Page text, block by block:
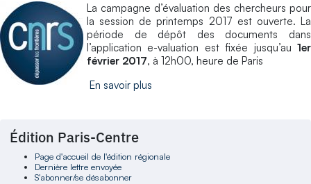
La campagne d’évaluation des chercheurs pour
la session de printemps 2017 est ouverte. La
période de dépôt des documents dans
l’application e-valuation est fixée jusqu’au 1er
février 2017, à 12h00, heure de Paris
En savoir plus
Édition Paris-Centre
Page d'accueil de l'édition régionale
Dernière lettre envoyée
S'abonner/se désabonner